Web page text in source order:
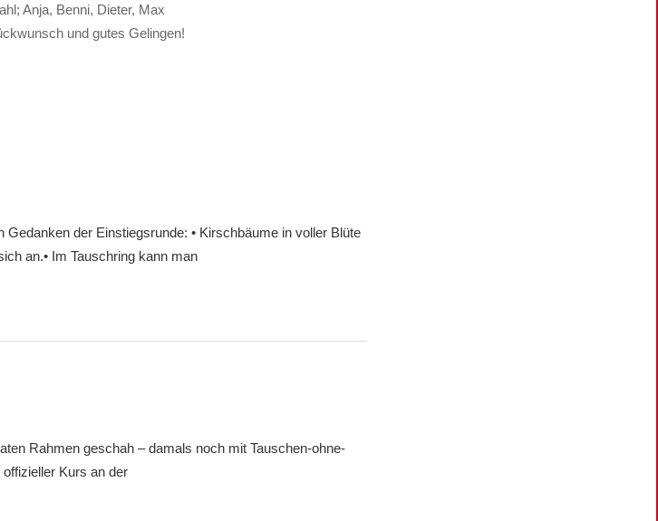
Anja, Benni, Dieter, Max
und gutes Gelingen!
der Einstiegsrunde: • Kirschbäume in voller Blüte
an.• Im Tauschring kann man
Rahmen geschah – damals noch mit Tauschen-ohne-
Kurs an der